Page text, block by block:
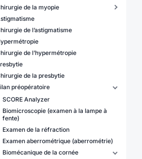
de la myopie
de l’astigmatisme
de l’hypermétropie
de la presbytie
préopératoire
SCORE Analyzer
Biomicroscopie (examen à la lampe à
fente)
Examen de la réfraction
Examen aberrométrique (aberrométrie)
Biomécanique de la cornée